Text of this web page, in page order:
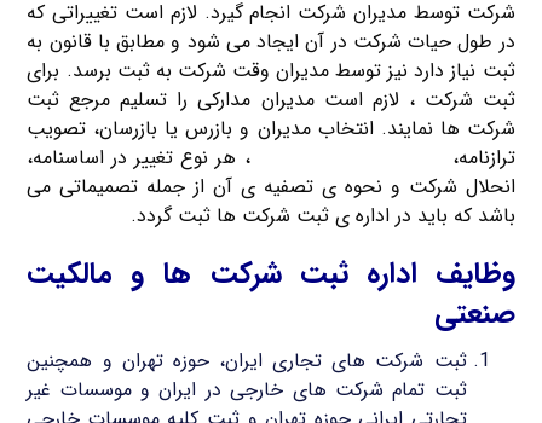
شرکت توسط مدیران شرکت انجام گیرد. لازم است تغییراتی که
در طول حیات شرکت در آن ایجاد می شود و مطابق با قانون به
ثبت نیاز دارد نیز توسط مدیران وقت شرکت به ثبت برسد. برای
ثبت شرکت ، لازم است مدیران مدارکی را تسلیم مرجع ثبت
شرکت ها نمایند. انتخاب مدیران و بازرس یا بازرسان، تصویب
ترازنامه،
کاهش یا افزایش سرمایه، هر نوع تغییر در اساسنامه،
انحلال شرکت و نحوه ی تصفیه ی آن از جمله تصمیماتی می
باشد که باید در اداره ی ثبت شرکت ها ثبت گردد.
وظایف اداره ثبت شرکت ها و مالکیت
صنعتی
ثبت شرکت های تجاری ایران، حوزه تهران و همچنین
ثبت تمام شرکت های خارجی در ایران و موسسات غیر